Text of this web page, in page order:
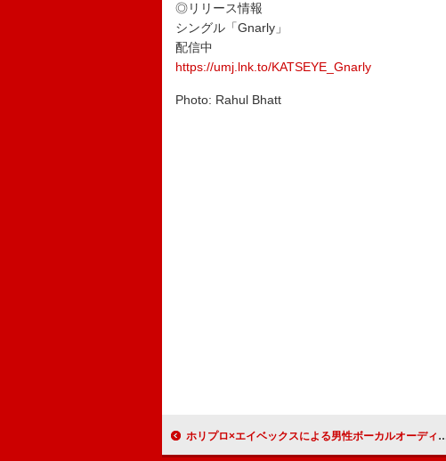
◎リリース情報
シングル「Gnarly」
配信中
https://umj.lnk.to/KATSEYE_Gnarly
Photo: Rahul Bhatt
ホリプロ×エイベックスによる男性ボーカルオーディション始動『Horipro Vocal Scout Caravan』